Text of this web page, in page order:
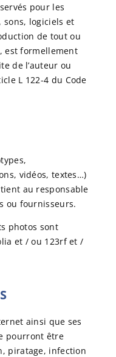
pour les
sons, logiciels et
de tout ou
est formellement
de l’auteur ou
L 122-4 du Code
vidéos, textes…)
au responsable
ou fournisseurs.
photos sont
et / ou 123rf et /
ainsi que ses
pourront être
piratage, infection